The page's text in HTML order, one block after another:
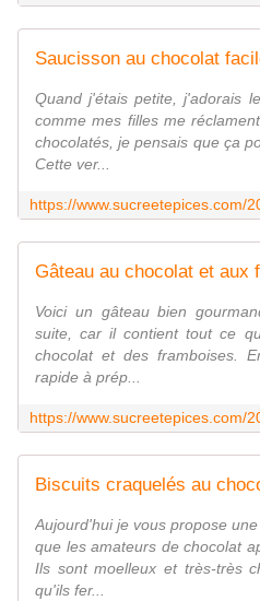
Quand j'étais petite, j'adorais
comme mes filles me
chocolatés, je pensais que ça
Cette ver...
Voici un gâteau bien
suite, car il contient tout ce
chocolat et des framboises.
rapide à prép...
Aujourd'hui je vous propose
que les amateurs de chocolat
Ils sont moelleux et très-très
qu'ils fer...